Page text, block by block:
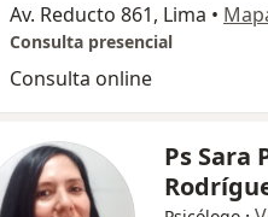
Av. Reducto 861, Lima •
Consulta presencial
Consulta online
Ps Sara